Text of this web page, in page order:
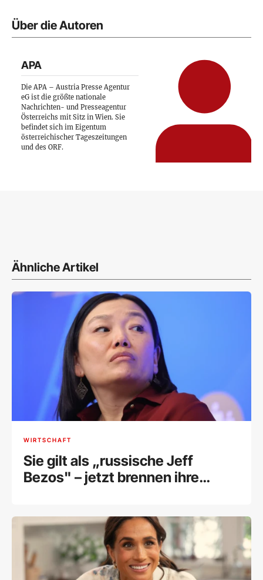
Über die Autoren
APA
Die APA – Austria Presse Agentur
eG ist die größte nationale
Nachrichten- und Presseagentur
Österreichs mit Sitz in Wien. Sie
befindet sich im Eigentum
österreichischer Tageszeitungen
und des ORF.
Ähnliche Artikel
WIRTSCHAFT
Sie gilt als „russische Jeff
Bezos" – jetzt brennen ihre